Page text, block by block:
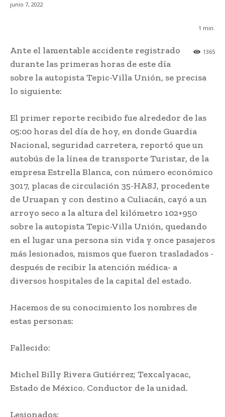
junio 7, 2022
1 min.
1365
Ante el lamentable accidente registrado
durante las primeras horas de este día
sobre la autopista Tepic-Villa Unión, se precisa
lo siguiente:
El primer reporte recibido fue alrededor de las
05:00 horas del día de hoy, en donde Guardia
Nacional, seguridad carretera, reportó que un
autobús de la línea de transporte Turistar, de la
empresa Estrella Blanca, con número económico
3017, placas de circulación 35-HA8J, procedente
de Uruapan y con destino a Culiacán, cayó a un
arroyo seco a la altura del kilómetro 102+950
sobre la autopista Tepic-Villa Unión, quedando
en el lugar una persona sin vida y once pasajeros
más lesionados, mismos que fueron trasladados -
después de recibir la atención médica- a
diversos hospitales de la capital del estado.
Hacemos de su conocimiento los nombres de
estas personas:
Fallecido:
Michel Billy Rivera Gutiérrez; Texcalyacac,
Estado de México. Conductor de la unidad.
Lesionados: